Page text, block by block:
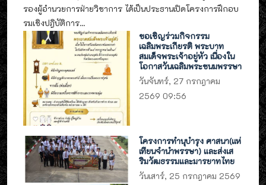
รองผู้อำนวยการฝ่ายวิชาการ ได้เป็นประธานเปิดโครงการฝึกอบ
รมเชิงปฎิบัติการ...
ขอเชิญร่วมกิจกรรม
เฉลิมพระเกียรติ พระบาท
สมเด็จพระเจ้าอยู่หัว เนื่องใน
โอกาสวันเฉลิมพระชนมพรรษา
วันจันทร์, 27 กรกฎาคม
2569 09:56
โครงการทำนุบำรุง ศาสนา(แห่
เทียนจำนำพรรษา) และส่งเส
ริมวัฒธรรมและมารยาทไทย
วันเสาร์, 25 กรกฎาคม 2569